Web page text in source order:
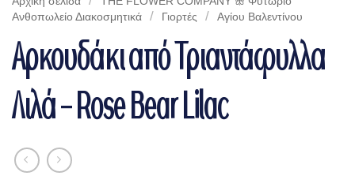
Aνθοπωλείο Διακοσμητικά
/ Γιορτές / Αγίου Βαλεντίνου
Αρκουδάκι από Τριαντάφυλλα
Λιλά – Rose Bear Lilac